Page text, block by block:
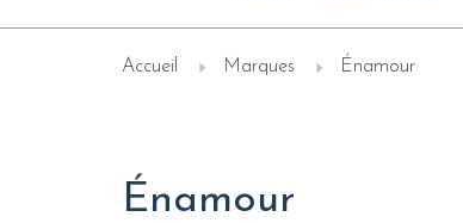
Accueil Marques Énamour
Énamour